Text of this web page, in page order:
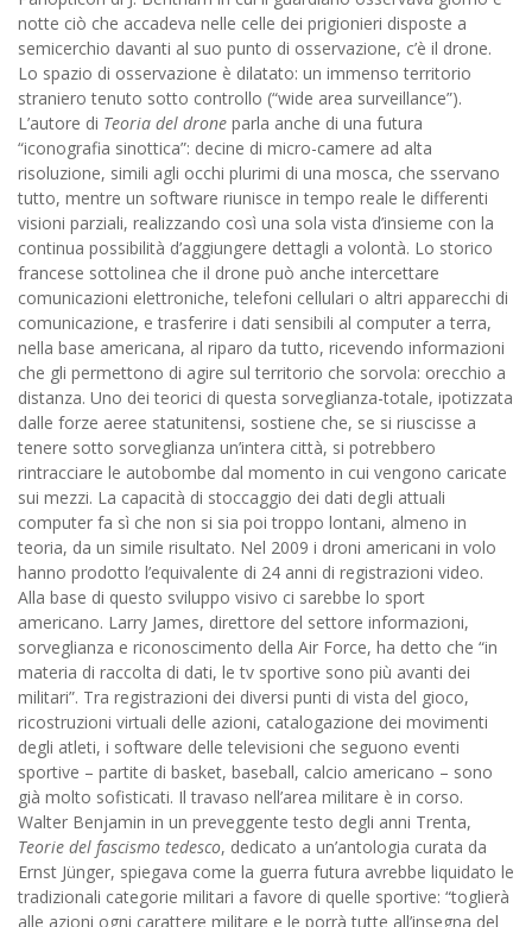
notte ciò che accadeva nelle celle dei prigionieri disposte a
semicerchio davanti al suo punto di osservazione, c’è il drone.
Lo spazio di osservazione è dilatato: un immenso territorio
straniero tenuto sotto controllo (“wide area surveillance”).
L’autore di Teoria del drone parla anche di una futura
“iconografia sinottica”: decine di micro-camere ad alta
risoluzione, simili agli occhi plurimi di una mosca, che sservano
tutto, mentre un software riunisce in tempo reale le differenti
visioni parziali, realizzando così una sola vista d’insieme con la
continua possibilità d’aggiungere dettagli a volontà. Lo storico
francese sottolinea che il drone può anche intercettare
comunicazioni elettroniche, telefoni cellulari o altri apparecchi di
comunicazione, e trasferire i dati sensibili al computer a terra,
nella base americana, al riparo da tutto, ricevendo informazioni
che gli permettono di agire sul territorio che sorvola: orecchio a
distanza. Uno dei teorici di questa sorveglianza-totale, ipotizzata
dalle forze aeree statunitensi, sostiene che, se si riuscisse a
tenere sotto sorveglianza un’intera città, si potrebbero
rintracciare le autobombe dal momento in cui vengono caricate
sui mezzi. La capacità di stoccaggio dei dati degli attuali
computer fa sì che non si sia poi troppo lontani, almeno in
teoria, da un simile risultato. Nel 2009 i droni americani in volo
hanno prodotto l’equivalente di 24 anni di registrazioni video.
Alla base di questo sviluppo visivo ci sarebbe lo sport
americano. Larry James, direttore del settore informazioni,
sorveglianza e riconoscimento della Air Force, ha detto che “in
materia di raccolta di dati, le tv sportive sono più avanti dei
militari”. Tra registrazioni dei diversi punti di vista del gioco,
ricostruzioni virtuali delle azioni, catalogazione dei movimenti
degli atleti, i software delle televisioni che seguono eventi
sportive – partite di basket, baseball, calcio americano – sono
già molto sofisticati. Il travaso nell’area militare è in corso.
Walter Benjamin in un preveggente testo degli anni Trenta,
Teorie del fascismo tedesco, dedicato a un’antologia curata da
Ernst Jünger, spiegava come la guerra futura avrebbe liquidato le
tradizionali categorie militari a favore di quelle sportive: “toglierà
alle azioni ogni carattere militare e le porrà tutte all’insegna del